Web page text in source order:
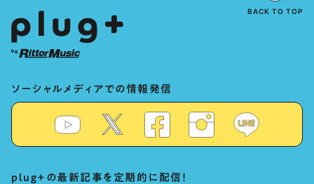
ソーシャルメディアでの情報発信
plug+の最新記事を定期的に配信！
BACK TO TOP